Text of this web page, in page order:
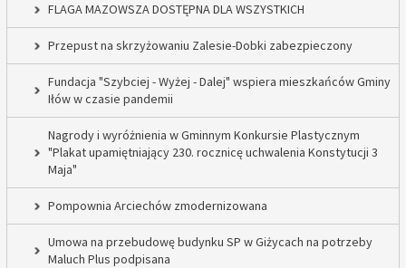
FLAGA MAZOWSZA DOSTĘPNA DLA WSZYSTKICH
Przepust na skrzyżowaniu Zalesie-Dobki zabezpieczony
Fundacja "Szybciej - Wyżej - Dalej" wspiera mieszkańców Gminy
Iłów w czasie pandemii
Nagrody i wyróżnienia w Gminnym Konkursie Plastycznym
"Plakat upamiętniający 230. rocznicę uchwalenia Konstytucji 3
Maja"
Pompownia Arciechów zmodernizowana
Umowa na przebudowę budynku SP w Giżycach na potrzeby
Maluch Plus podpisana